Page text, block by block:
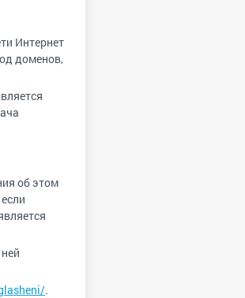
Интернет
доменов,
об этом
.